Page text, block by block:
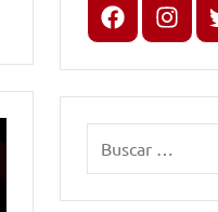
Facebook X